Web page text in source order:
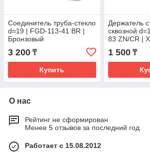
Соединитель труба-стекло
d=19 | FGD-113-41 BR |
Бронзовый
3 200 ₸
Купить
Держатель
сквозной
83 ZN/CR |
1 500₸
О нас
Рейтинг не сформирован
Менее 5 отзывов за последний год
Работает с 15.08.2012